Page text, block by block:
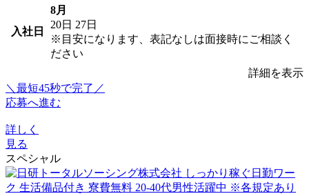
入社日
8月
20日 27日
※目安になります、表記なしは面接時にご相談く
ださい
詳細を表示
＼最短45秒で完了／
応募へ進む
詳しく
見る
スペシャル